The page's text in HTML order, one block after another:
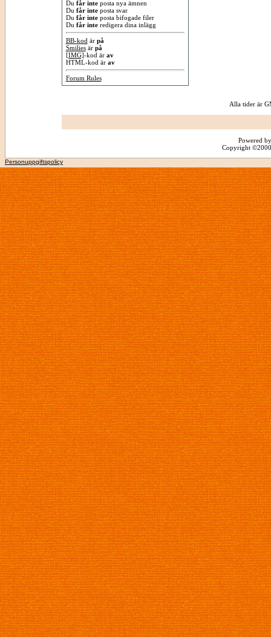
Du får inteposta nya ämnen
Du får inteposta svar
Du får inteposta bifogade filer
Du får interedigera dina inlägg
BB-kod är på
Smiliesär på
[IMG]-kod är av
HTML-kod är av
Forum Rules
Alla tider är
Powered
Copyright
Personuppgiftspolicy